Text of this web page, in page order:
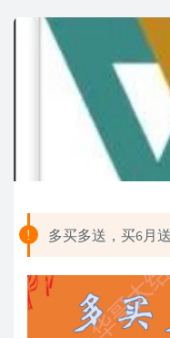
多买多送，买6月